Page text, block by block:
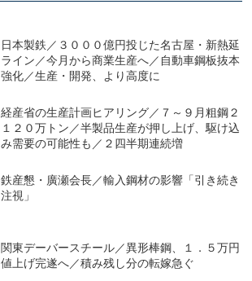
日本製鉄／３０００億円投じた名古屋・新熱延
ライン／今月から商業生産へ／自動車鋼板抜本
強化／生産・開発、より高度に
経産省の生産計画ヒアリング／７～９月粗鋼２
１２０万トン／半製品生産が押し上げ、駆け込
み需要の可能性も／２四半期連続増
鉄産懇・廣瀬会長／輸入鋼材の影響「引き続き
注視」
関東デーバースチール／異形棒鋼、１．５万円
値上げ完遂へ／積み残し分の転嫁急ぐ